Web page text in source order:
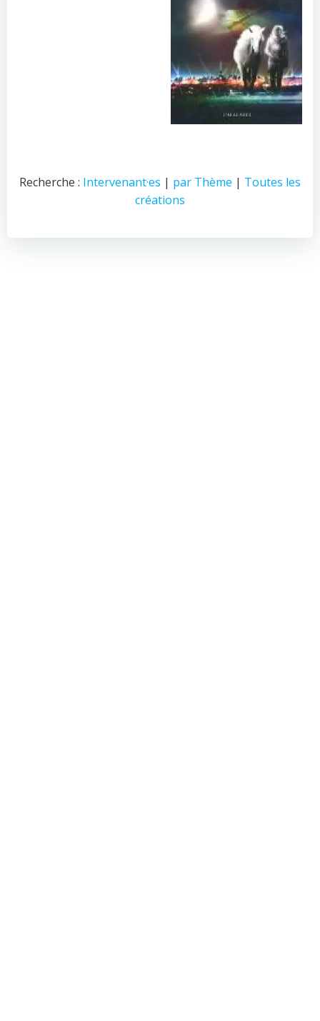
Recherche : Intervenant·es | par Thème | Toutes les
créations